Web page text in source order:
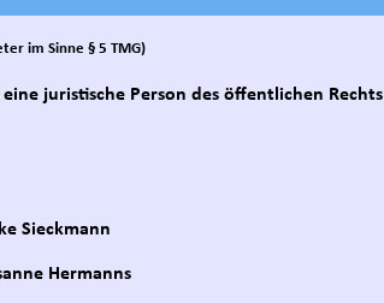
im Sinne § 5 TMG)
eine juristische Person des öffentlichen Rechts
Sieckmann
Hermanns